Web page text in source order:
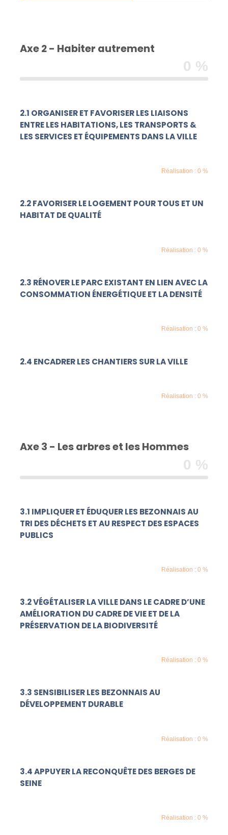
Axe 2 - Habiter autrement
0 %
2.1 ORGANISER ET FAVORISER LES LIAISONS
ENTRE LES HABITATIONS, LES TRANSPORTS &
LES SERVICES ET ÉQUIPEMENTS DANS LA VILLE
Réalisation : 0 %
2.2 FAVORISER LE LOGEMENT POUR TOUS ET UN
HABITAT DE QUALITÉ
Réalisation : 0 %
2.3 RÉNOVER LE PARC EXISTANT EN LIEN AVEC LA
CONSOMMATION ÉNERGÉTIQUE ET LA DENSITÉ
Réalisation : 0 %
2.4 ENCADRER LES CHANTIERS SUR LA VILLE
Réalisation : 0 %
Axe 3 - Les arbres et les Hommes
0 %
3.1 IMPLIQUER ET ÉDUQUER LES BEZONNAIS AU
TRI DES DÉCHETS ET AU RESPECT DES ESPACES
PUBLICS
Réalisation : 0 %
3.2 VÉGÉTALISER LA VILLE DANS LE CADRE D’UNE
AMÉLIORATION DU CADRE DE VIE ET DE LA
PRÉSERVATION DE LA BIODIVERSITÉ
Réalisation : 0 %
3.3 SENSIBILISER LES BEZONNAIS AU
DÉVELOPPEMENT DURABLE
Réalisation : 0 %
3.4 APPUYER LA RECONQUÊTE DES BERGES DE
SEINE
Réalisation : 0 %